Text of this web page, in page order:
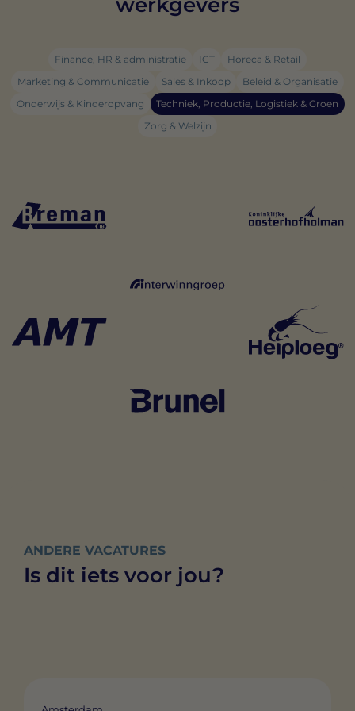
Finance, HR & administratie ICT
Horeca & Retail
Marketing & Communicatie
Sales & Inkoop
Beleid & Organisatie
Onderwijs & Kinderopvang
Techniek, Productie, Logistiek & Groen
Zorg & Welzijn
ANDERE VACATURES
Is dit iets voor jou?